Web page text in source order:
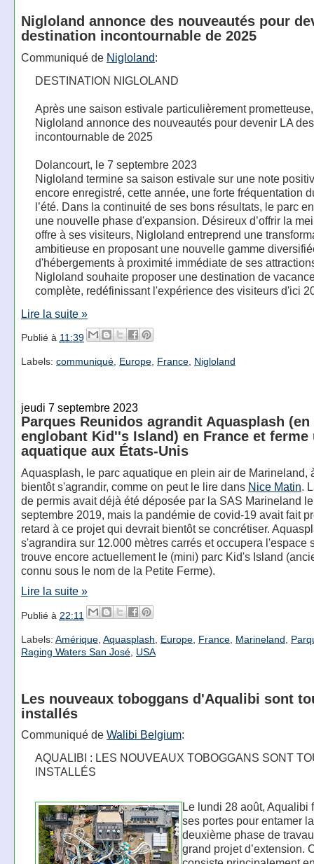
Nigloland annonce des nouveautés pour
destination incontournable de 2025
Communiqué de Nigloland:
DESTINATION NIGLOLAND
Après une saison estivale particulièrement prometteuse,
Nigloland annonce des nouveautés pour devenir LA
incontournable de 2025
Dolancourt, le 7 septembre 2023
Nigloland termine sa saison estivale sur une note
encore enregistré, cette année, une forte fréquentation
l’été. Dans la continuité de ses bons résultats, le parc
une nouvelle phase d'expansion. Désireux d’offrir la
offre à ses visiteurs, Nigloland entreprend une
ambitieuse en proposant une nouvelle gamme
d'hébergements à proximité immédiate de ses
Nigloland souhaite proposer une destination de
complète, redéfinissant l'expérience des visiteurs d'ici
Lire la suite »
Publié à 11:39
Labels: communiqué, Europe, France, Nigloland
jeudi 7 septembre 2023
Parques Reunidos agrandit Aquasplash (en
englobant Kid''s Island) en France et ferme
aquatique aux États-Unis
Aquasplash, le parc aquatique en plein air de Marineland,
bientôt s'agrandir, comme on peut le lire dans Nice Matin.
de permis avait déjà été déposée par la SAS Marineland
septembre 2019, mais la pandémie de covid-19 avait fait
retard à ce projet qui devrait bientôt se concrétiser.
s'agrandira sur 12.000 mètres carrés et occupera l'espace
trouve encore actuellement le (mini) parc Kid's Island
connu sous le nom de la Petite Ferme).
Lire la suite »
Publié à 22:11
Labels: Amérique, Aquasplash Europe, France, Marineland
Raging Waters San José, USA
Les nouveaux toboggans d'Aqualibi sont
installés
Communiqué de Walibi Belgium:
AQUALIBI : LES NOUVEAUX TOBOGGANS SONT
INSTALLÉS
Le lundi 28 août, Aqualibi
ses portes pour entamer la
deuxième phase de
grand projet d’extension.